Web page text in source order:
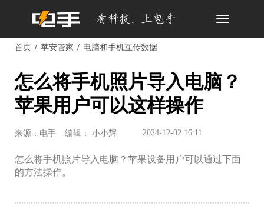
Toggle
首页 苹安管家 电脑和手机互传数据
怎么将手机照片导入电脑？
苹果用户可以这样操作
来源：电手 编辑： 小小辉 2024-12-02 16:11
怎么将手机照片导入电脑？苹果设备用户可以通过下面
的方法操作。